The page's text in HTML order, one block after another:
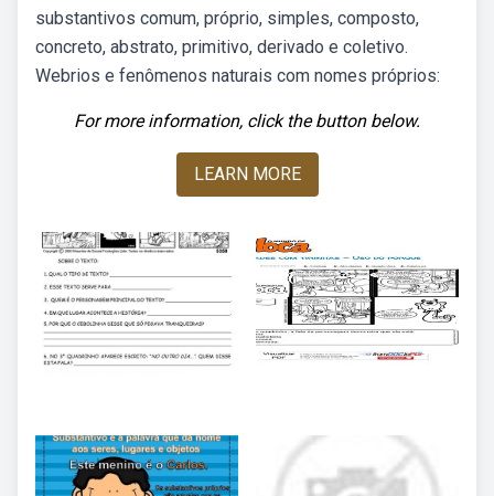
substantivos comum, próprio, simples, composto,
concreto, abstrato, primitivo, derivado e coletivo.
Webrios e fenômenos naturais com nomes próprios:
For more information, click the button below.
LEARN MORE